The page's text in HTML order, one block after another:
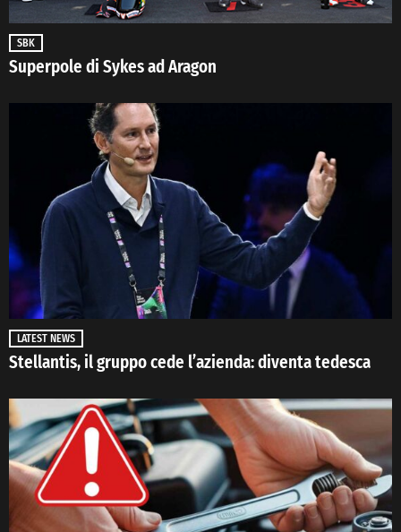
SBK
Superpole di Sykes ad Aragon
LATEST NEWS
Stellantis, il gruppo cede l’azienda: diventa tedesca